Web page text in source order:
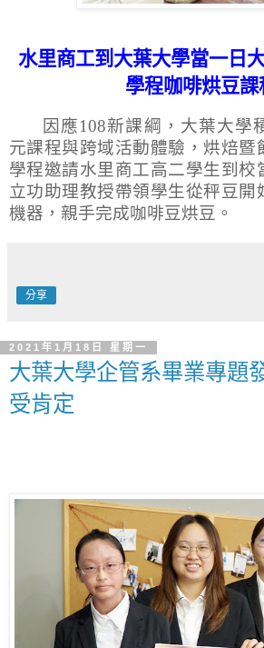
水里商工到大葉大學當一日
學程咖啡烘豆課
因應108新課綱，大葉大學
元課程與跨域活動體驗，烘焙暨
學程邀請水里商工高二學生到校
立功助理教授帶領學生從秤豆開
機器，親手完成咖啡豆烘豆。
分享
2021年1月18日 星期一
大葉大學企管系畢業專題
受肯定